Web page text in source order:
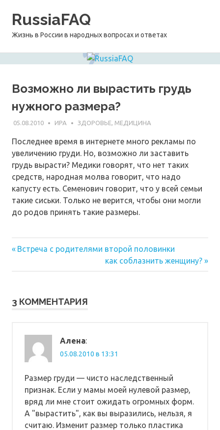
RussiaFAQ
Жизнь в России в народных вопросах и ответах
Возможно ли вырастить грудь
нужного размера?
05.08.2010 ИРА ЗДОРОВЬЕ, МЕДИЦИНА
Последнее время в интернете много рекламы по
увеличению груди. Но, возможно ли заставить
грудь вырасти? Медики говорят, что нет таких
средств, народная молва говорит, что надо
капусту есть. Семенович говорит, что у всей семьи
такие сиськи. Только не верится, чтобы они могли
до родов принять такие размеры.
Навигация
по
Предыдущая
Встреча с родителями второй половинки
Следующая
запись:
как соблазнить женщину?
3 КОММЕНТАРИЯ
Алена:
05.08.2010 в 13:31
Размер груди — чисто наследственный
признак. Если у мамы моей нулевой размер,
вряд ли мне стоит ожидать огромных форм.
А "вырастить", как вы выразились, нельзя, я
считаю. Изменит размер только пластика